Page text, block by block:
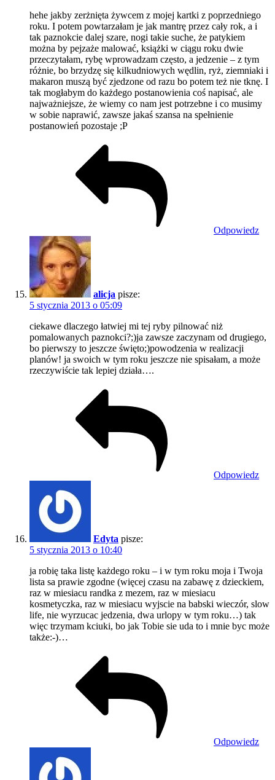
hehe jakby zerżnięta żywcem z mojej kartki z poprzedniego
roku. I potem powtarzałam je jak mantrę przez cały rok, a i
tak paznokcie dalej szare, nogi takie suche, że patykiem
można by pejzaże malować, książki w ciągu roku dwie
przeczytałam, rybę wprowadzam często, a jedzenie – z tym
różnie, bo brzydzę się kilkudniowych wędlin, ryż, ziemniaki i
makaron muszą być zjedzone od razu bo potem też nie tknę. I
tak mogłabym do każdego postanowienia coś napisać, ale
najważniejsze, że wiemy co nam jest potrzebne i co musimy
w sobie naprawić, zawsze jakaś szansa na spełnienie
postanowień pozostaje ;P
Odpowiedz
alicja pisze:
5 stycznia 2013 o 05:09
ciekawe dlaczego łatwiej mi tej ryby pilnować niż
pomalowanych paznokci?;)ja zawsze zaczynam od drugiego,
bo pierwszy to jeszcze święto;)powodzenia w realizacji
planów! ja swoich w tym roku jeszcze nie spisałam, a może
rzeczywiście tak lepiej działa….
Odpowiedz
Edyta pisze:
5 stycznia 2013 o 10:40
ja robię taka listę każdego roku – i w tym roku moja i Twoja
lista sa prawie zgodne (więcej czasu na zabawę z dzieckiem,
raz w miesiacu randka z mezem, raz w miesiacu
kosmetyczka, raz w miesiacu wyjscie na babski wieczór, slow
life, nie wyrzucac jedzenia, dwa urlopy w tym roku…) tak
więc trzymam kciuki, bo jak Tobie sie uda to i mnie byc może
także:-)…
Odpowiedz